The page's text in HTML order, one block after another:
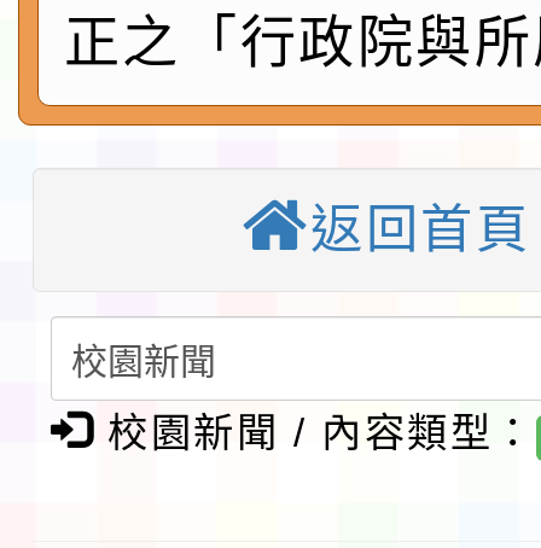
第3次招考代課鐘點教
告(不再辦理後續甄選)
檢送「桃園市115學年
賽實施要點」1份
本市「115學年度學生
程安排一案
「桃園市補助參觀特色
展演活動實施計畫」
請一案
教育部校安中心白海
報
淨零綠領人才培育課程
檢送桃園市115學年度
正之「行政院與
返回首頁
校園新聞 / 內容類型：